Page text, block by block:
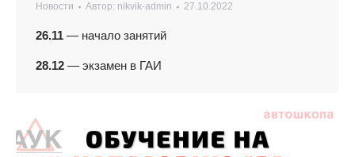
Новости Автор: nikvik-admin 27.10.2022
26.11 — начало занятий
28.12 — экзамен в ГАИ